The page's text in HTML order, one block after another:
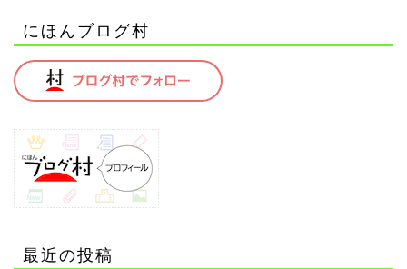
にほんブログ村
最近の投稿